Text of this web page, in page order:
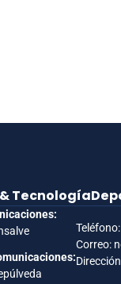
Tecnología
Teléfono:
Correo: